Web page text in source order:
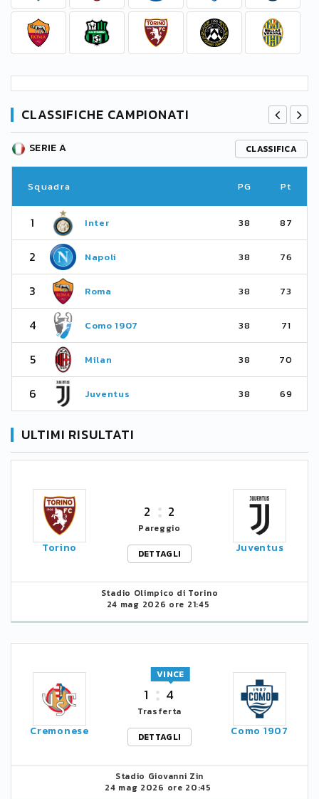
CLASSIFICHE CAMPIONATI
SERIE A CLASSIFICA
Squadra PG Pt
1 Inter 38 87
2 Napoli 38 76
3 Roma 38 73
4 Como 1907 38 71
5 Milan 38 70
6 Juventus 38 69
ULTIMI RISULTATI
Torino
2 2
Pareggio
DETTAGLI
Juventus
Stadio Olimpico di Torino
24 mag 2026 ore 21:45
Cremonese
1 4
VINCE
Trasferta
DETTAGLI
Como 1907
Stadio Giovanni Zin
24 mag 2026 ore 20:45